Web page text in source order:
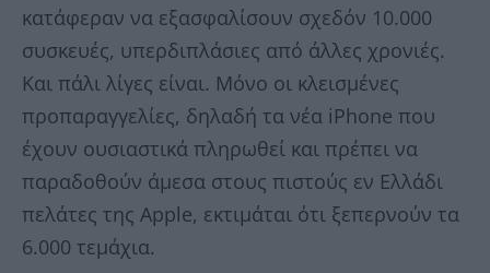
κατάφεραν να εξασφαλίσουν σχεδόν 10.000
συσκευές, υπερδιπλάσιες από άλλες χρονιές.
Και πάλι λίγες είναι. Μόνο οι κλεισμένες
προπαραγγελίες, δηλαδή τα νέα iPhone που
έχουν ουσιαστικά πληρωθεί και πρέπει να
παραδοθούν άμεσα στους πιστούς εν Ελλάδι
πελάτες της Apple, εκτιμάται ότι ξεπερνούν τα
6.000 τεμάχια.